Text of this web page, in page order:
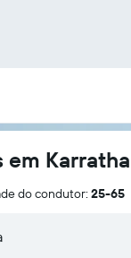
em Karratha
do condutor: 25-65